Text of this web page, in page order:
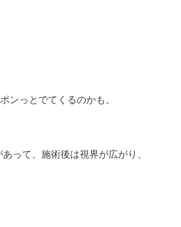
ンっとでてくるのかも。
って、施術後は視界が広がり、